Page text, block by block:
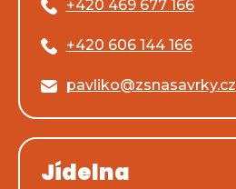
+420 469 677 166
+420 606 144 166
pavliko@zsnasavrky.cz
Jídelna